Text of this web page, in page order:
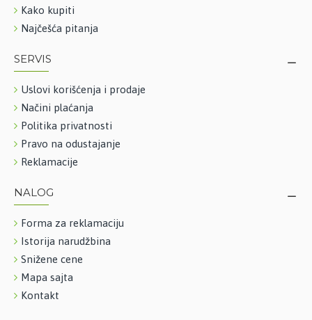
Kako kupiti
Najčešća pitanja
SERVIS
Uslovi korišćenja i prodaje
Načini plaćanja
Politika privatnosti
Pravo na odustajanje
Reklamacije
NALOG
Forma za reklamaciju
Istorija narudžbina
Snižene cene
Mapa sajta
Kontakt